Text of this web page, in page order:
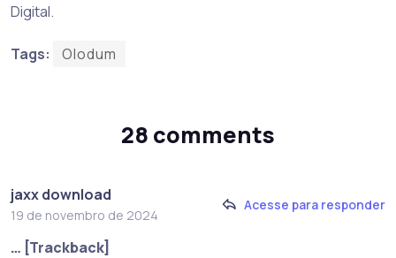
Digital.
Tags: Olodum
28 comments
jaxx download
19 de novembro de 2024
Acesse para responder
… [Trackback]